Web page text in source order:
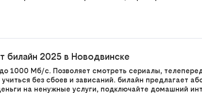
билайн 2025 в Новодвинске
1000 Мб/с. Позволяет смотреть сериалы,
без сбоев и зависаний. билайн предлагает
на ненужные услуги, подключайте домашний